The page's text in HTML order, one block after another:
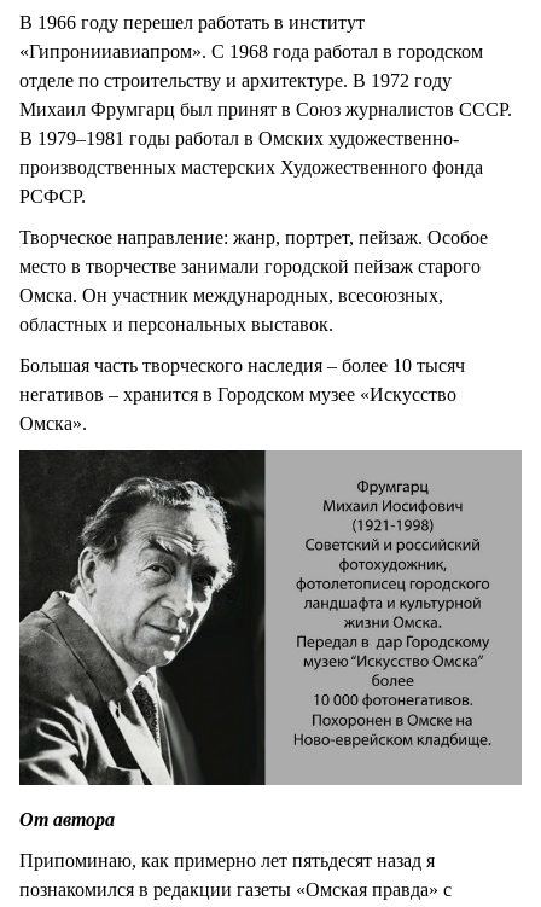
В 1966 году перешел работать в институт
«Гипронииавиапром». С 1968 года работал в городском
отделе по строительству и архитектуре. В 1972 году
Михаил Фрумгарц был принят в Союз журналистов СССР.
В 1979–1981 годы работал в Омских художественно-
производственных мастерских Художественного фонда
РСФСР.
Творческое направление: жанр, портрет, пейзаж. Особое
место в творчестве занимали городской пейзаж старого
Омска. Он участник международных, всесоюзных,
областных и персональных выставок.
Большая часть творческого наследия – более 10 тысяч
негативов – хранится в Городском музее «Искусство
Омска».
От автора
Припоминаю, как примерно лет пятьдесят назад я
познакомился в редакции газеты «Омская правда» с